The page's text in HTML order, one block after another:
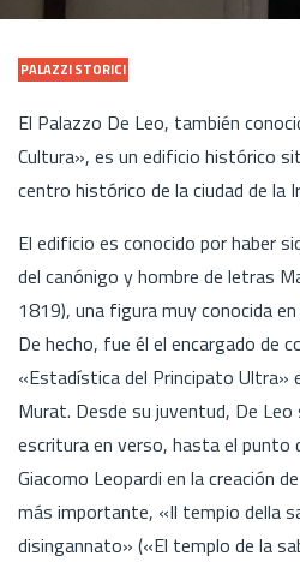
PALAZZI STORICI
El Palazzo De Leo, también
Cultura», es un edificio histórico
centro histórico de la ciudad de la
El edificio es conocido por haber
del canónigo y hombre de letras
1819), una figura muy conocida
De hecho, fue él el encargado de
«Estadística del Principato Ultra»
Murat. Desde su juventud, De
escritura en verso, hasta el punto
Giacomo Leopardi en la creación
más importante, «Il tempio della
disingannato» («El templo de la